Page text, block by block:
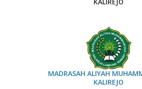
KALIREJO
MADRASAH ALIYAH
KALIREJO